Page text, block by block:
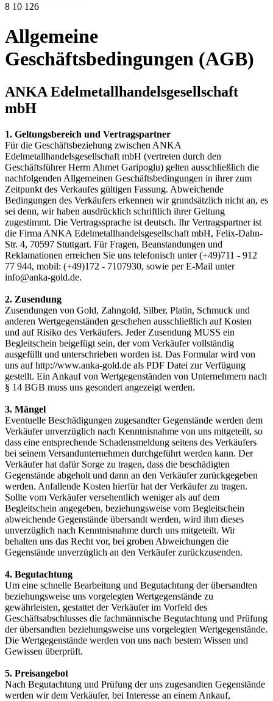
8 10 126
Allgemeine
Geschäftsbedingungen (AGB)
ANKA Edelmetallhandelsgesellschaft
mbH
1. Geltungsbereich und Vertragspartner
Für die Geschäftsbeziehung zwischen ANKA
Edelmetallhandelsgesellschaft mbH (vertreten durch den
Geschäftsführer Herrn Ahmet Garipoglu) gelten ausschließlich die
nachfolgenden Allgemeinen Geschäftsbedingungen in ihrer zum
Zeitpunkt des Verkaufes gültigen Fassung. Abweichende
Bedingungen des Verkäufers erkennen wir grundsätzlich nicht an, es
sei denn, wir haben ausdrücklich schriftlich ihrer Geltung
zugestimmt. Die Vertragssprache ist deutsch. Ihr Vertragspartner ist
die Firma ANKA Edelmetallhandelsgesellschaft mbH, Felix-Dahn-
Str. 4, 70597 Stuttgart. Für Fragen, Beanstandungen und
Reklamationen erreichen Sie uns telefonisch unter (+49)711 - 912
77 944, mobil: (+49)172 - 7107930, sowie per E-Mail unter
info@anka-gold.de.
2. Zusendung
Zusendungen von Gold, Zahngold, Silber, Platin, Schmuck und
anderen Wertgegenständen geschehen ausschließlich auf Kosten
und auf Risiko des Verkäufers. Jeder Zusendung MUSS ein
Begleitschein beigefügt sein, der vom Verkäufer vollständig
ausgefüllt und unterschrieben worden ist. Das Formular wird von
uns auf http://www.anka-gold.de als PDF Datei zur Verfügung
gestellt. Ein Ankauf von Wertgegenständen von Unternehmern nach
§ 14 BGB muss uns gesondert angezeigt werden.
3. Mängel
Eventuelle Beschädigungen zugesandter Gegenstände werden dem
Verkäufer unverzüglich nach Kenntnisnahme von uns mitgeteilt, so
dass eine entsprechende Schadensmeldung seitens des Verkäufers
bei seinem Versandunternehmen durchgeführt werden kann. Der
Verkäufer hat dafür Sorge zu tragen, dass die beschädigten
Gegenstände abgeholt und dann an den Verkäufer zurückgegeben
werden. Anfallende Kosten hierfür hat der Verkäufer zu tragen.
Sollte vom Verkäufer versehentlich weniger als auf dem
Begleitschein angegeben, beziehungsweise vom Begleitschein
abweichende Gegenstände übersandt werden, wird ihm dieses
unverzüglich nach Kenntnisnahme durch uns mitgeteilt. Wir
behalten uns das Recht vor, bei groben Abweichungen die
Gegenstände unverzüglich an den Verkäufer zurückzusenden.
4. Begutachtung
Um eine schnelle Bearbeitung und Begutachtung der übersandten
beziehungsweise uns vorgelegten Wertgegenstände zu
gewährleisten, gestattet der Verkäufer im Vorfeld des
Geschäftsabschlusses die fachmännische Begutachtung und Prüfung
der übersandten beziehungsweise uns vorgelegten Wertgegenstände.
Die Wertgegenstände werden von uns nach bestem Wissen und
Gewissen überprüft.
5. Preisangebot
Nach Begutachtung und Prüfung der uns zugesandten Gegenstände
werden wir dem Verkäufer, bei Interesse an einem Ankauf,